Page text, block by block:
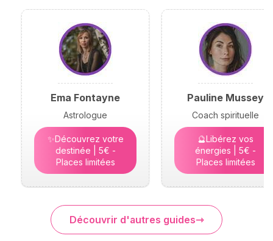
Ema Fontayne
Astrologue
✨Découvrez votre
destinée | 5€ -
Places limitées
Pauline Mussey
Coach spirituelle
🔮Libérez vos
énergies | 5€ -
Places limitées
Découvrir d'autres guides